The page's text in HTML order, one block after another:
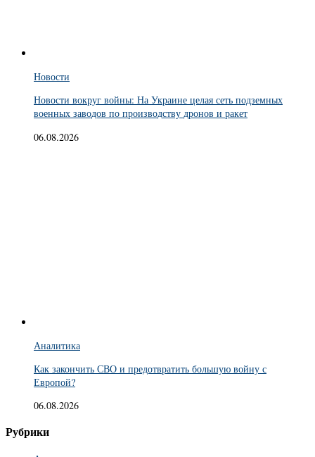
Новости
Новости вокруг войны: На Украине целая сеть подземных
военных заводов по производству дронов и ракет
06.08.2026
Аналитика
Как закончить СВО и предотвратить большую войну с
Европой?
06.08.2026
Рубрики